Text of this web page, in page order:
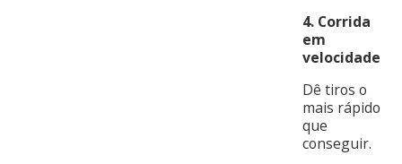
4. Corrida
em
velocidade
Dê tiros o
mais rápido
que
conseguir.